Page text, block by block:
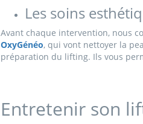
Les soins
Avant chaque intervention, nous
OxyGénéo, qui vont nettoyer la
préparation du lifting. Ils vous
Entretenir son